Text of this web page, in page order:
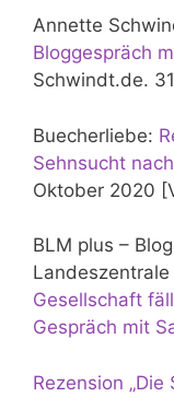
Annette
Bloggespräch
Schwindt.de.
Buecherliebe:
Sehnsucht
Oktober 2020
BLM plus –
Gesellschaft
Gespräch mit
Rezension